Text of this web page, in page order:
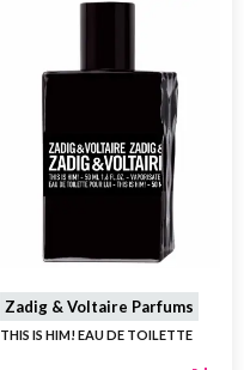
Zadig & Voltaire Parfums
THIS IS HIM! EAU DE TOILETTE